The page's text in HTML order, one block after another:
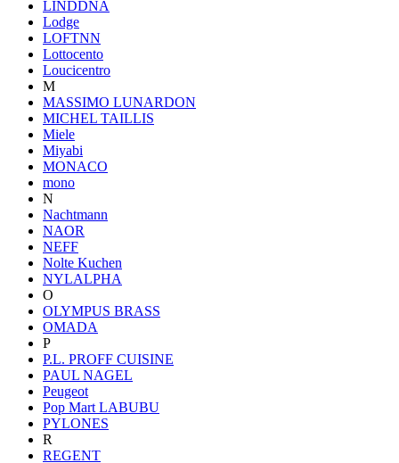
LINDDNA
Lodge
LOFTNN
Lottocento
Loucicentro
M
MASSIMO LUNARDON
MICHEL TAILLIS
Miele
Miyabi
MONACO
mono
N
Nachtmann
NAOR
NEFF
Nolte Kuchen
NYLALPHA
O
OLYMPUS BRASS
OMADA
P
P.L. PROFF CUISINE
PAUL NAGEL
Peugeot
Pop Mart LABUBU
PYLONES
R
REGENT